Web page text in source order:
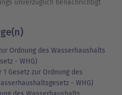
unverzüglich benachrichtigt
Ordnung des Wasserhaushalts
- WHG)
1 Gesetz zur Ordnung des
- WHG)